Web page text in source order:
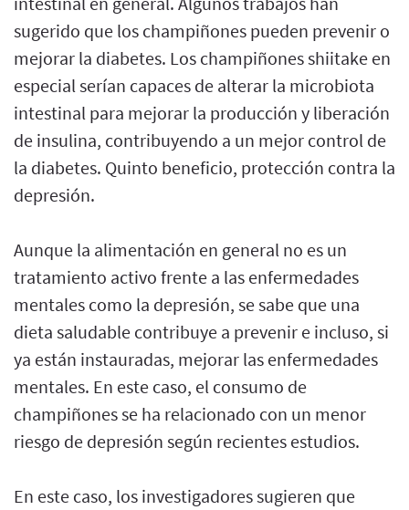
sugerido que los champiñones pueden prevenir o
mejorar la diabetes. Los champiñones shiitake en
especial serían capaces de alterar la microbiota
intestinal para mejorar la producción y liberación
de insulina, contribuyendo a un mejor control de
la diabetes. Quinto beneficio, protección contra la
depresión.
Aunque la alimentación en general no es un
tratamiento activo frente a las enfermedades
mentales como la depresión, se sabe que una
dieta saludable contribuye a prevenir e incluso, si
ya están instauradas, mejorar las enfermedades
mentales. En este caso, el consumo de
champiñones se ha relacionado con un menor
riesgo de depresión según recientes estudios.
En este caso, los investigadores sugieren que